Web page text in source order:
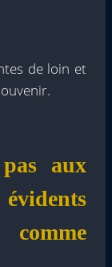
de loin et
aux